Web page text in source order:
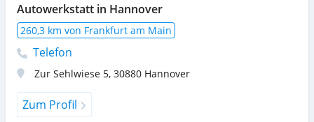
Autowerkstatt in Hannover
260,3 km von Frankfurt am Main
Telefon
Zur Sehlwiese 5, 30880 Hannover
Zum Profil